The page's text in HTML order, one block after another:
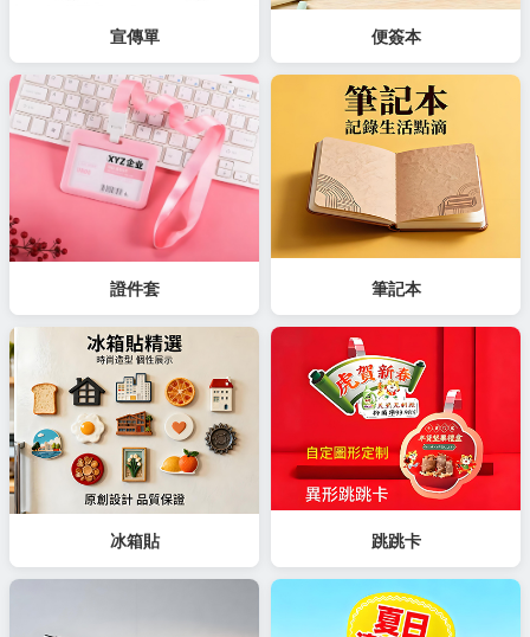
宣傳單 便簽本
證件套 筆記本
冰箱貼 跳跳卡